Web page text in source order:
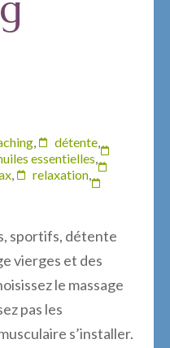
, détente,
essentielles,
, relaxation,
sportifs, détente
vierges et des
le massage
pas les
s’installer.